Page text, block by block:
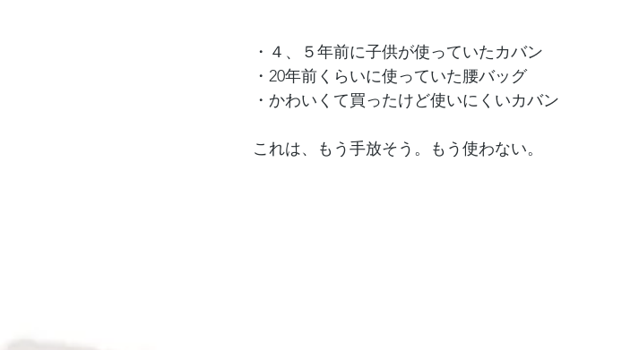
・４、５年前に子供が使っていたカバン
・20年前くらいに使っていた腰バッグ
・かわいくて買ったけど使いにくいカバン
これは、もう手放そう。もう使わない。